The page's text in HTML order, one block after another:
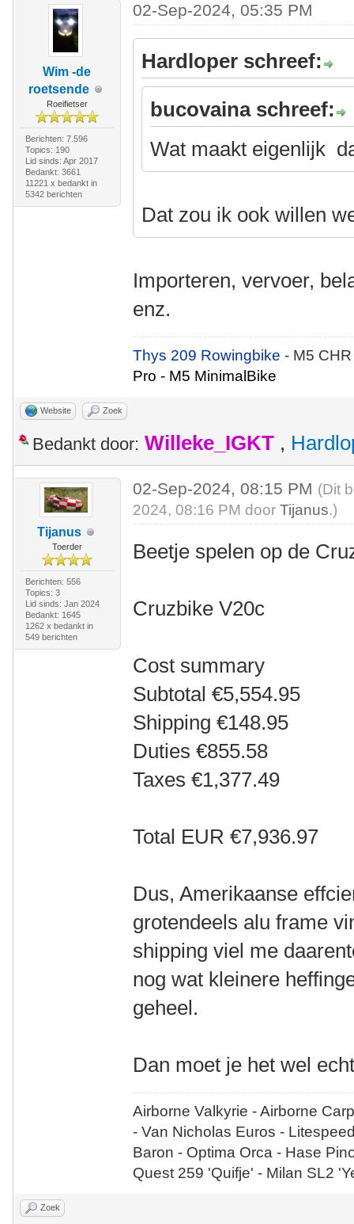
Wim -de
roetsende
Roeifietser
Berichten: 7.596
Topics: 190
Lid sinds: Apr 2017
Bedankt: 3661
11221 x bedankt in
5342 berichten
02-Sep-2024, 05:35 PM
Hardloper schreef:
bucovaina schreef:
Wat maakt eigenlijk
Dat zou ik ook willen
Importeren, vervoer,
enz.
Thys 209 Rowingbike- M5
Pro - M5 MinimalBike
Website Zoek
Bedankt door: Willeke_IGKT ,
Tijanus
Toerder
Berichten: 556
Topics: 3
Lid sinds: Jan 2024
Bedankt: 1645
1262 x bedankt in
549 berichten
02-Sep-2024, 08:15 PM (Dit
2024, 08:16 PM doorTijanus.)
Beetje spelen op de
Cruzbike V20c
Cost summary
Subtotal €5,554.95
Shipping €148.95
Duties €855.58
Taxes €1,377.49
Total EUR €7,936.97
Dus, Amerikaanse
grotendeels alu frame
shipping viel me
nog wat kleinere
geheel.
Dan moet je het wel
Airborne Valkyrie - Airborne
- Van Nicholas Euros -
Baron - Optima Orca - Hase
Quest 259 'Quifje' - Milan SL2
Zoek